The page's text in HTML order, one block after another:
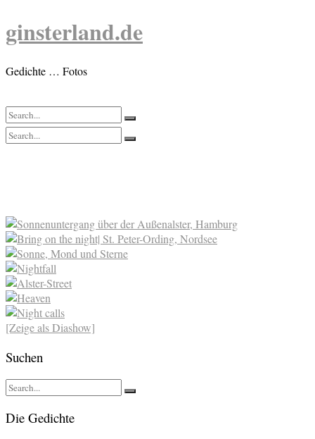
Skip
to
ginsterland.de
Gedichte … Fotos
[Zeige als Diashow]
Suchen
Die Gedichte